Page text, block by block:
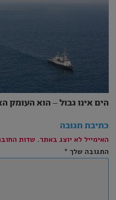
הים אינו גבול – הוא העומק
כתיבת תגובה
האימייל לא יוצג באתר. שדות
התגובה שלך *